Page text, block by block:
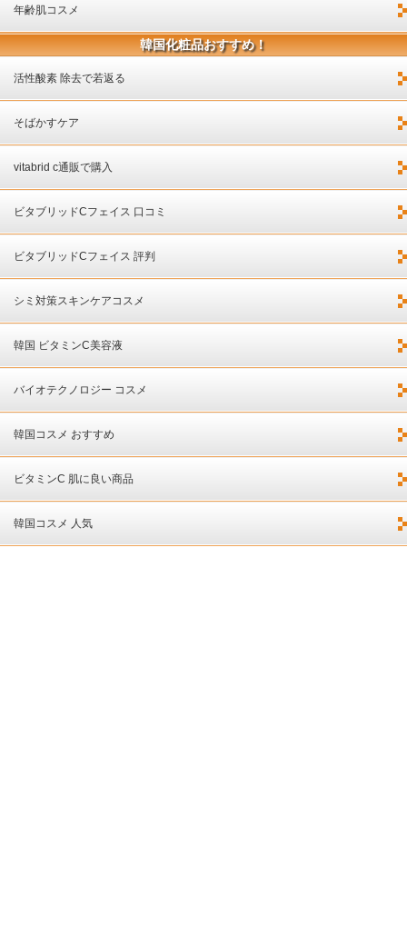
年齢肌コスメ
韓国化粧品おすすめ！
活性酸素 除去で若返る
そばかすケア
vitabrid c通販で購入
ビタブリッドCフェイス 口コミ
ビタブリッドCフェイス 評判
シミ対策スキンケアコスメ
韓国 ビタミンC美容液
バイオテクノロジー コスメ
韓国コスメ おすすめ
ビタミンC 肌に良い商品
韓国コスメ 人気